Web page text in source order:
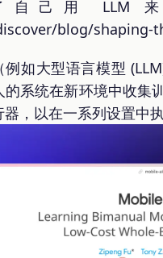
己用 LLM
blog/shaping-
如大型语言模型
的系统在新环境中收
，以在一系列设置中